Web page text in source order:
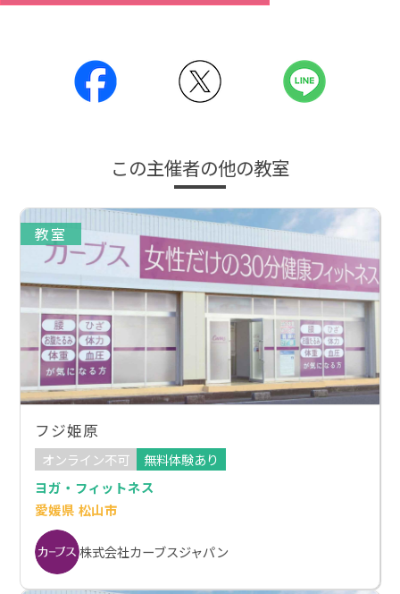
この主催者の他の教室
教室
フジ姫原
オンライン不可
無料体験あり
ヨガ・フィットネス
愛媛県 松山市
株式会社カーブスジャパン